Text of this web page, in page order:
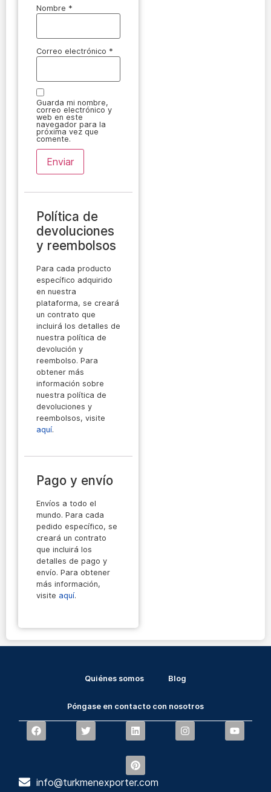
Nombre *
Correo electrónico *
Guarda mi nombre,
correo electrónico y
web en este
navegador para la
próxima vez que
comente.
Política de
devoluciones
y reembolsos
Para cada producto
específico adquirido
en nuestra
plataforma, se creará
un contrato que
incluirá los detalles de
nuestra política de
devolución y
reembolso. Para
obtener más
información sobre
nuestra política de
devoluciones y
reembolsos, visite
aquí.
Pago y envío
Envíos a todo el
mundo. Para cada
pedido específico, se
creará un contrato
que incluirá los
detalles de pago y
envío. Para obtener
más información,
visite aquí.
Quiénes somos Blog
Póngase en contacto con nosotros
info@turkmenexporter.com